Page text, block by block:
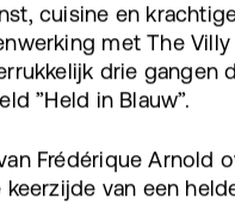
cuisine en
met The
drie gangen
”Held in Blauw”.
Frédérique Arnold
van een